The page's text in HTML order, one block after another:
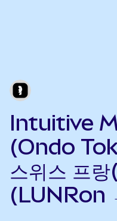
Intuitive
(Ondo
스위스 프
(LUNRon